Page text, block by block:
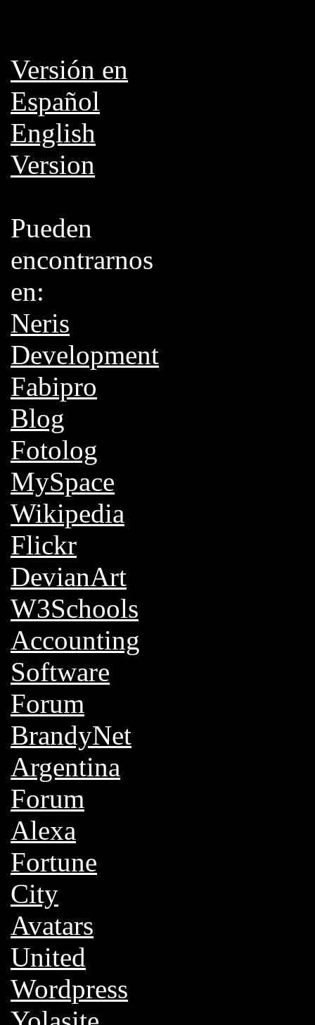
Versión en
Español
English
Version
Pueden
encontrarnos
en:
Neris
Development
Fabipro
Blog
Fotolog
MySpace
Wikipedia
Flickr
DevianArt
W3Schools
Accounting
Software
Forum
BrandyNet
Argentina
Forum
Alexa
Fortune
City
Avatars
United
Wordpress